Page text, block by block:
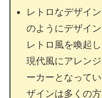
レトロなデザイ
のようにデザイ
レトロ風を喚起
現代風にアレン
ーカーとなって
ザインは多くの